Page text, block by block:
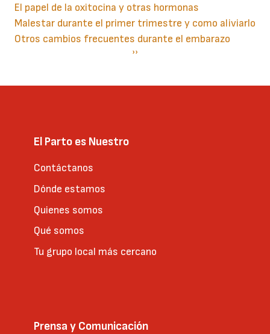
El papel de la oxitocina y otras hormonas
Malestar durante el primer trimestre y como aliviarlo
Otros cambios frecuentes durante el embarazo
Siguiente
››
El Parto es Nuestro
Contáctanos
Dónde estamos
Quienes somos
Qué somos
Tu grupo local más cercano
Prensa y Comunicación